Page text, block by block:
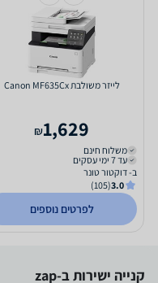
‏לייזר ‏משולבת Canon MF635Cx
1,629
₪
משלוח חינם
עד 7 ימי עסקים
ב- דוקטור טונר
3.0
(105)
לפרטים נוספים
קנייה ישירות ב-zap